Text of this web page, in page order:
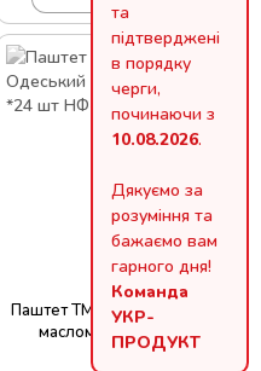
та
підтверджені
в порядку
черги,
починаючи з
10.08.2026.
Дякуємо за
розуміння та
бажаємо вам
гарного дня!
Команда
УКР-
ПРОДУКТ
Паштет ТМ ОНІС Одеський з
маслом 240гр *24 шт
55 грн